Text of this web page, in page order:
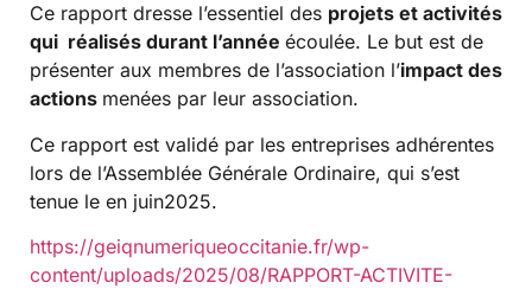
Ce rapport dresse l’essentiel des projets et activités
qui réalisés durant l’année écoulée. Le but est de
présenter aux membres de l’association l’impact des
actions menées par leur association.
Ce rapport est validé par les entreprises adhérentes
lors de l’Assemblée Générale Ordinaire, qui s’est
tenue le en juin2025.
https://geiqnumeriqueoccitanie.fr/wp-
content/uploads/2025/08/RAPPORT-ACTIVITE-